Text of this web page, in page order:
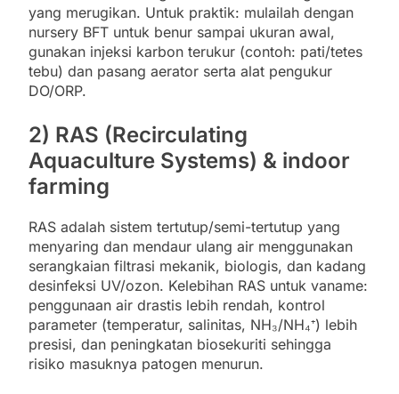
yang merugikan. Untuk praktik: mulailah dengan
nursery BFT untuk benur sampai ukuran awal,
gunakan injeksi karbon terukur (contoh: pati/tetes
tebu) dan pasang aerator serta alat pengukur
DO/ORP.
2) RAS (Recirculating
Aquaculture Systems) & indoor
farming
RAS adalah sistem tertutup/semi-tertutup yang
menyaring dan mendaur ulang air menggunakan
serangkaian filtrasi mekanik, biologis, dan kadang
desinfeksi UV/ozon. Kelebihan RAS untuk vaname:
penggunaan air drastis lebih rendah, kontrol
parameter (temperatur, salinitas, NH₃/NH₄⁺) lebih
presisi, dan peningkatan biosekuriti sehingga
risiko masuknya patogen menurun.